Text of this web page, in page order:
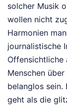
solcher Musik
wollen nicht
Harmonien
journalistische
Offensichtliche
Menschen
belanglos sein.
geht als die